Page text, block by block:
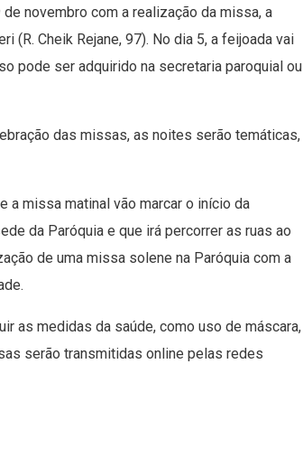
novembro com a realização da missa, a
(R. Cheik Rejane, 97). No dia 5, a feijoada vai
pode ser adquirido na secretaria paroquial ou
das missas, as noites serão temáticas,
a missa matinal vão marcar o início da
da Paróquia e que irá percorrer as ruas ao
de uma missa solene na Paróquia com a
as medidas da saúde, como uso de máscara,
serão transmitidas online pelas redes